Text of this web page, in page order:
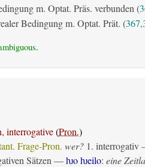
m. Optat. Präs. verbunden (
Bedingung m. Optat. Prät. (
.
interrogative(Pron.)
Frage-Pron. wer?1. interrogativ
Sätzen —ƕo ƕeilo: eine